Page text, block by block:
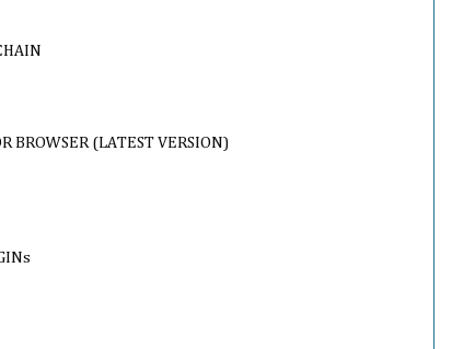
BROWSER (LATEST VERSION)